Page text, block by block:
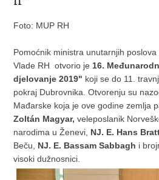
Foto: MUP RH
Pomoćnik ministra unutarnjih poslova
Vlade RH otvorio je 16.
djelovanje 2019" koji se do 11.
pokraj Dubrovnika. Otvorenju su
Mađarske koja je ove godine zemlja
Zoltán Magyar,veleposlanik
narodima u Ženevi, NJ. E. Hans
Beču, NJ. E. Bassam Sabbagh i
visoki dužnosnici.